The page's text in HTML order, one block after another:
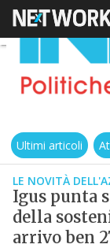
Ultimi articoli
LE NOVITÀ
Igus punta
della
arrivo ben